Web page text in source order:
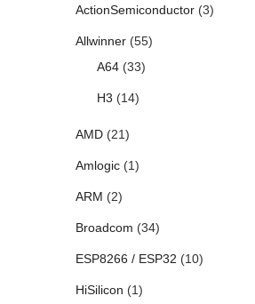
ActionSemiconductor(3)
Allwinner(55)
A64(33)
H3 (14)
AMD(21)
Amlogic(1)
ARM (2)
Broadcom (34)
ESP8266 / ESP32 (10)
HiSilicon (1)